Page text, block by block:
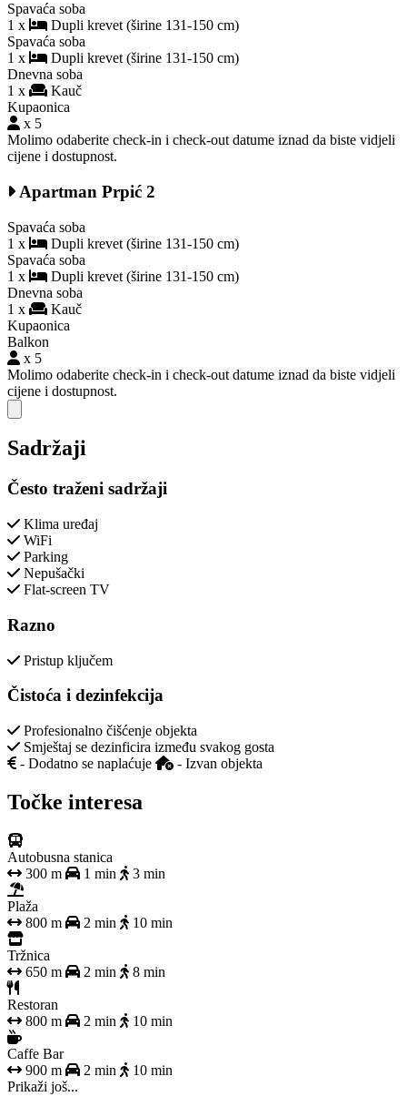
Spavaća soba
1 x
Dupli krevet (širine 131-150 cm)
Spavaća soba
1 x
Dupli krevet (širine 131-150 cm)
Dnevna soba
1 x
Kauč
Kupaonica
x 5
Molimo odaberite check-in i check-out datume iznad da biste vidjeli
cijene i dostupnost.
Apartman Prpić 2
Spavaća soba
1 x
Dupli krevet (širine 131-150 cm)
Spavaća soba
1 x
Dupli krevet (širine 131-150 cm)
Dnevna soba
1 x
Kauč
Kupaonica
Balkon
x 5
Molimo odaberite check-in i check-out datume iznad da biste vidjeli
cijene i dostupnost.
Close modal
Sadržaji
Često traženi sadržaji
Klima uređaj
WiFi
Parking
Nepušački
Flat-screen TV
Razno
Pristup ključem
Čistoća i dezinfekcija
Profesionalno čišćenje objekta
Smještaj se dezinficira između svakog gosta
- Dodatno se naplaćuje
- Izvan objekta
Točke interesa
Autobusna stanica
300 m
1 min 3 min
Plaža
800 m
2 min 10 min
Tržnica
650 m
2 min 8 min
Restoran
800 m
2 min 10 min
Caffe Bar
900 m
2 min
10 min
Prikaži još...